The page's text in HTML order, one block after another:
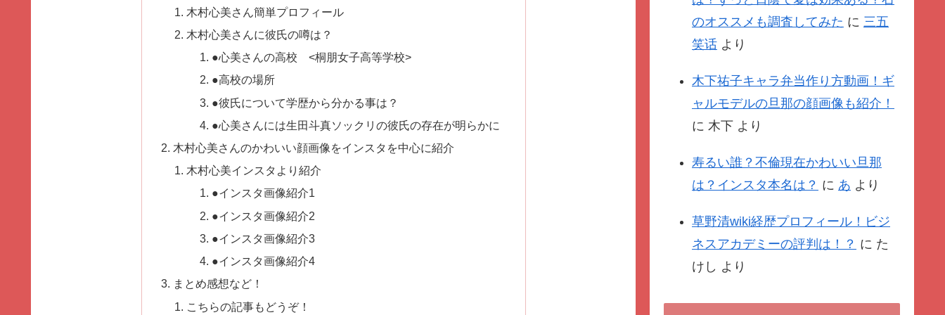
木村心美さん簡単プロフィール
木村心美さんに彼氏の噂は？
●心美さんの高校 <桐朋女子高等学校>
●高校の場所
●彼氏について学歴から分かる事は？
●心美さんには生田斗真ソックリの彼氏の存在が明らかに
木村心美さんのかわいい顔画像をインスタを中心に紹介
木村心美インスタより紹介
●インスタ画像紹介1
●インスタ画像紹介2
●インスタ画像紹介3
●インスタ画像紹介4
まとめ感想など！
こちらの記事もどうぞ！
のオススメも調査してみた に 三五
笑话 より
木下祐子キャラ弁当作り方動画！ギ
ャルモデルの旦那の顔画像も紹介！
に 木下 より
寿るい誰？不倫現在かわいい旦那
は？インスタ本名は？ に あ より
草野清wiki経歴プロフィール！ビジ
ネスアカデミーの評判は！？ に た
けし より